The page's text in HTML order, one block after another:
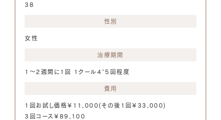
38
性別
女性
治療期間
1～2週間に1回 1クール4~5回程度
費用
1回お試し価格￥11,000(その後1回￥33,000)
3回コース￥89,100